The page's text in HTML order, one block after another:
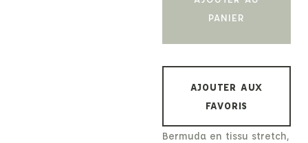
PANIER
AJOUTER AUX
FAVORIS
Bermuda en tissu stretch,